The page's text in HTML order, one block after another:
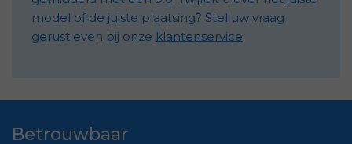
model of de juiste plaatsing? Stel uw vraag
gerust even bij onze klantenservice.
Betrouwbaar